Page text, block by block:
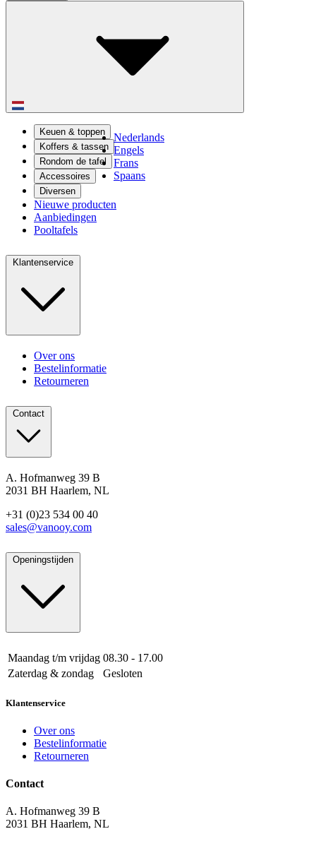
Nederlands
Engels
Frans
Spaans
Keuen & toppen
Koffers & tassen
Rondom de tafel
Accessoires
Diversen
Nieuwe producten
Aanbiedingen
Pooltafels
Klantenservice
Over ons
Bestelinformatie
Retourneren
Contact
A. Hofmanweg 39 B
2031 BH Haarlem, NL
+31 (0)23 534 00 40
sales@vanooy.com
Openingstijden
Maandag t/m vrijdag 08.30 - 17.00
Zaterdag & zondag
Gesloten
Klantenservice
Over ons
Bestelinformatie
Retourneren
Contact
A. Hofmanweg 39 B
2031 BH Haarlem, NL